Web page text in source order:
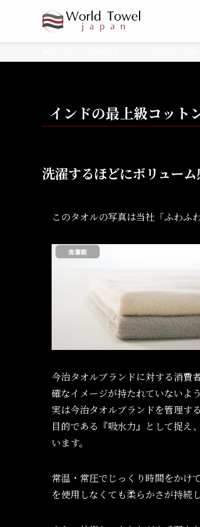
インドの最上級コット
洗濯するほどにボリュー
このタオルの写真は当社「ふわふ
今治タオルブランドに対する消費
確なイメージが持たれていないよう
実は今治タオルブランドを管理す
目的である『吸水力』として捉え
います。
常温・常圧でじっくり時間をかけ
を使用しなくても柔らかさが持続